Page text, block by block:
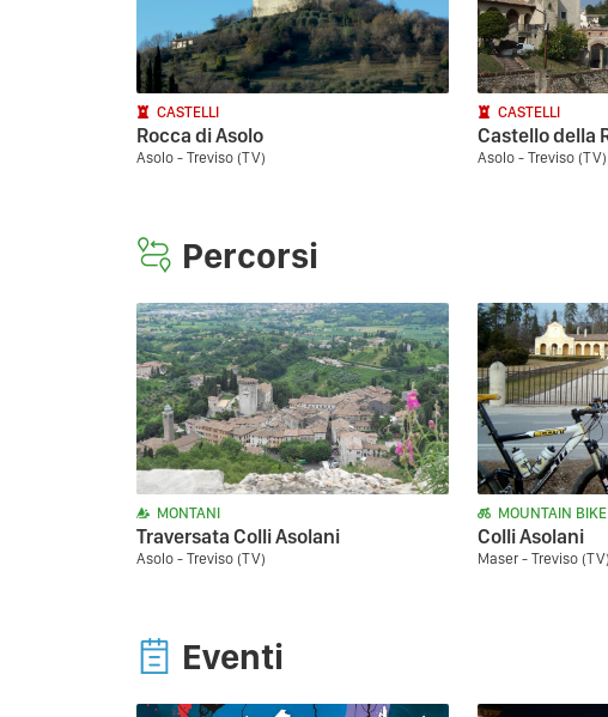
CASTELLI
Rocca di Asolo
Asolo - Treviso (TV)
CASTELLI
Castello della
Asolo - Treviso (TV)
Percorsi
MONTANI
Traversata Colli Asolani
Asolo - Treviso (TV)
MOUNTAIN BIKE
Colli Asolani
Maser - Treviso (TV)
Eventi